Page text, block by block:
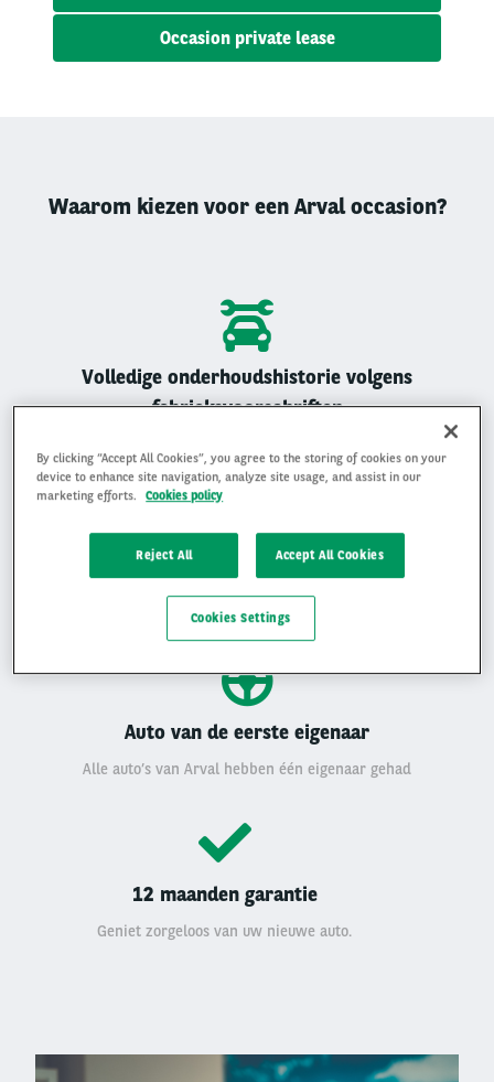
Occasion private lease
Waarom kiezen voor een Arval occasion?
Volledige onderhoudshistorie volgens
fabrieksvoorschriften
Gemiddelde beoordeling van 4,9 op 5
Auto van de eerste eigenaar
Alle auto’s van Arval hebben één eigenaar gehad
12 maanden garantie
Geniet zorgeloos van uw nieuwe auto.
Left
By clicking “Accept All Cookies”, you agree to the storing of cookies on your
device to enhance site navigation, analyze site usage, and assist in our
marketing efforts.
Cookies policy
Reject All Accept All Cookies
Cookies Settings